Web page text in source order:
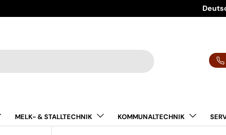
Land/
MELK- & STALLTECHNIK KOMMUNALTECHNIK